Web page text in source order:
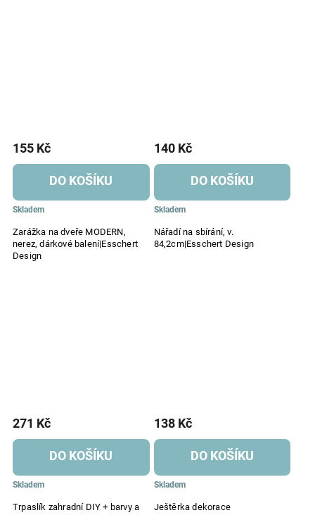
Zarážka na dveře MODERN,
nerez, dárkové balení|Esschert
Design
Skladem
155 Kč
DO KOŠÍKU
Nářadí na sbírání, v.
84,2cm|Esschert Design
Skladem
140 Kč
DO KOŠÍKU
Trpaslík zahradní DIY + barvy a
Skladem
271 Kč
DO KOŠÍKU
Ještěrka dekorace
Skladem
138 Kč
DO KOŠÍKU